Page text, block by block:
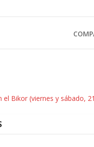
el Bikor (viernes y sábado,